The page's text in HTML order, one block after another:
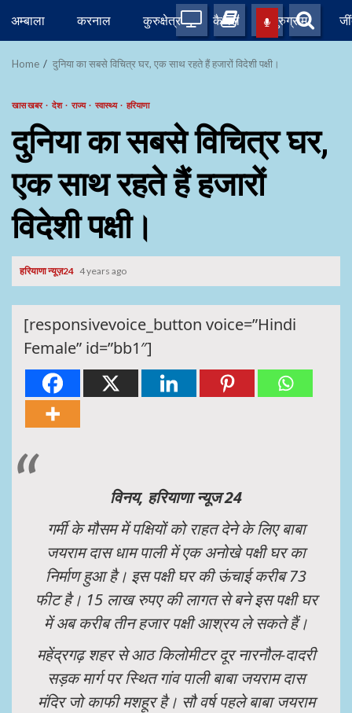
content
अम्बाला करनाल कुरुक्षेत्र कैथल गुरुग्राम
Home दुनिया का सबसे विचित्र घर, एक साथ रहते हैं हजारों विदेशी पक्षी।
खास खबर देश राज्य स्वास्थ्य हरियाणा
दुनिया का सबसे विचित्र घर,
एक साथ रहते हैं हजारों
विदेशी पक्षी।
हरियाणा न्यूज़24 4 years ago
[responsivevoice_button voice=”Hindi
Female” id=”bb1″]
विनय, हरियाणा न्यूज 24
गर्मी के मौसम में पक्षियों को राहत देने के लिए बाबा
जयराम दास धाम पाली में एक अनोखे पक्षी घर का
निर्माण हुआ है। इस पक्षी घर की ऊंचाई करीब 73
फीट है। 15 लाख रुपए की लागत से बने इस पक्षी घर
में अब करीब तीन हजार पक्षी आश्रय ले सकते हैं।
महेंद्रगढ़ शहर से आठ किलोमीटर दूर नारनौल-दादरी
सड़क मार्ग पर स्थित गांव पाली बाबा जयराम दास
मंदिर जो काफी मशहूर है। सौ वर्ष पहले बाबा जयराम